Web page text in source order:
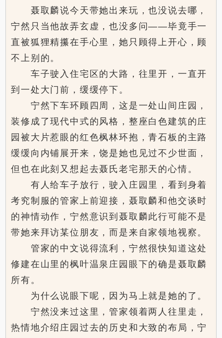
聂取麟说今天带她出来玩，也没说去哪，
宁然只当他故弄玄虚，也没多问——毕竟手一
直被狐狸精攥在手心里，她只顾得上开心，顾
不上别的。
车子驶入住宅区的大路，往里开，一直开
到一处大门前，缓缓停下。
宁然下车环顾四周，这是一处山间庄园，
装修成了现代中式的风格，整座白色建筑的庄
园被大片惹眼的红色枫林环抱，青石板的主路
缓缓向内铺展开来，饶是她也见过不少世面，
但也在此刻又想起去聂氏老宅那天的心情。
有人给车子放行，驶入庄园里，看到身着
考究制服的管家上前迎接，聂取麟和他交谈时
的神情动作，宁然意识到聂取麟此行可能不是
带她来拜访某位朋友，而是来自家领地视察。
管家的中文说得流利，宁然很快知道这处
修建在山里的枫叶温泉庄园眼下的确是聂取麟
所有。
为什么说眼下呢，因为马上就是她的了。
宁然没来过这里，管家领着两人往里走，
热情地介绍庄园过去的历史和大致的布局，宁